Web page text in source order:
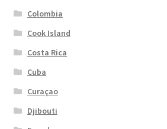
Colombia
Cook Island
Costa Rica
Cuba
Curaçao
Djibouti